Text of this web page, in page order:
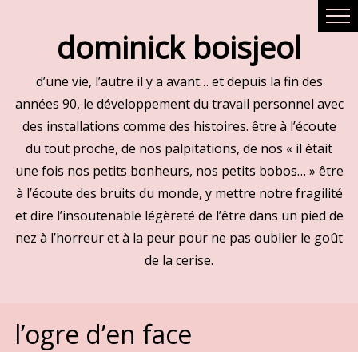
dominick boisjeol
d’une vie, l’autre il y a avant… et depuis la fin des
années 90, le développement du travail personnel avec
des installations comme des histoires. être à l’écoute
du tout proche, de nos palpitations, de nos « il était
une fois nos petits bonheurs, nos petits bobos… » être
à l’écoute des bruits du monde, y mettre notre fragilité
et dire l’insoutenable légèreté de l’être dans un pied de
nez à l’horreur et à la peur pour ne pas oublier le goût
de la cerise.
l’ogre d’en face